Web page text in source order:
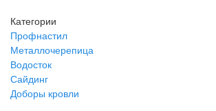
Категории
Профнастил
Металлочерепица
Водосток
Сайдинг
Доборы кровли